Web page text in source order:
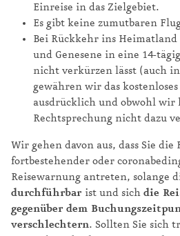
Einreise in das Zielgebiet.
Es gibt keine zumutbaren
Bei Rückkehr ins Heimatland
und Genesene in eine 14-
nicht verkürzen lässt (auch
gewähren wir das
ausdrücklich und obwohl
Rechtsprechung nicht dazu
Wir gehen davon aus, dass Sie die
fortbestehender oder
Reisewarnung antreten, solange
durchführbar ist und sich die
gegenüber dem
verschlechtern. Sollten Sie sich